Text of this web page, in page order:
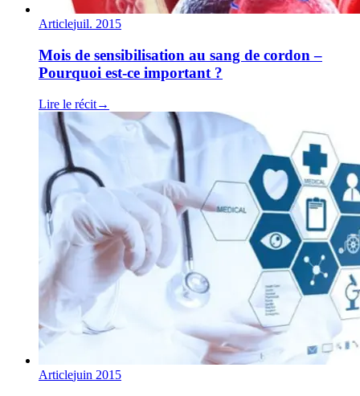
Articlejuil. 2015
Mois de sensibilisation au sang de cordon –
Pourquoi est-ce important ?
Lire le récit→
Articlejuin 2015